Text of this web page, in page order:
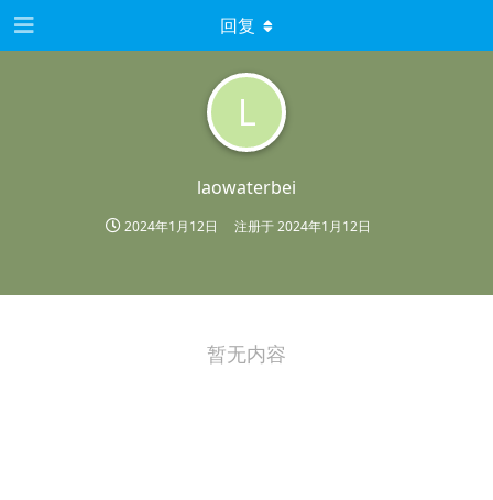
L
laowaterbei
2024年1月12日 注册于2024年1月12日
回复
暂无内容